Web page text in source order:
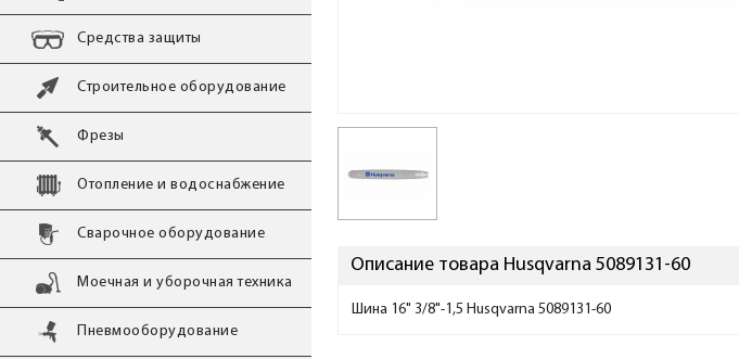
Средства защиты
Строительное оборудование
Фрезы
Отопление и водоснабжение
Сварочное оборудование
Моечная и уборочная техника
Пневмооборудование
Описание товара Husqvarna 5089131-60
Шина 16" 3/8"-1,5 Husqvarna 5089131-60